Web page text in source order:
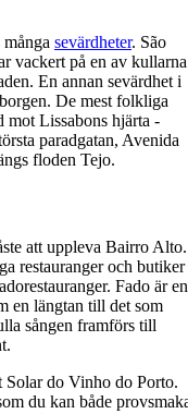
sevärdheter. São
vackert på en av kullarna
En annan sevärdhet i
De mest folkliga
mot Lissabons hjärta -
paradgatan, Avenida
floden Tejo.
att uppleva Bairro Alto.
restauranger och butiker
Fado är en
en längtan till det som
sången framförs till
do Vinho do Porto.
du kan både